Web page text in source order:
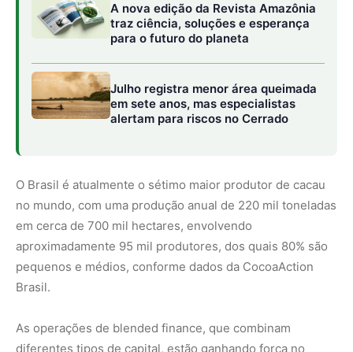
A nova edição da Revista Amazônia
traz ciência, soluções e esperança
para o futuro do planeta
Julho registra menor área queimada
em sete anos, mas especialistas
alertam para riscos no Cerrado
O Brasil é atualmente o sétimo maior produtor de cacau
no mundo, com uma produção anual de 220 mil toneladas
em cerca de 700 mil hectares, envolvendo
aproximadamente 95 mil produtores, dos quais 80% são
pequenos e médios, conforme dados da CocoaAction
Brasil.
As operações de blended finance, que combinam
diferentes tipos de capital, estão ganhando força no